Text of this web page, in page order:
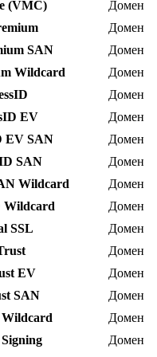
(VMC)
Домен
Домен
SAN
Домен
Wildcard
Домен
Домен
EV
Домен
EV SAN
Домен
SAN
Домен
Wildcard
Домен
Wildcard
Домен
SSL
Домен
Домен
EV
Домен
SAN
Домен
Wildcard
Домен
Домен